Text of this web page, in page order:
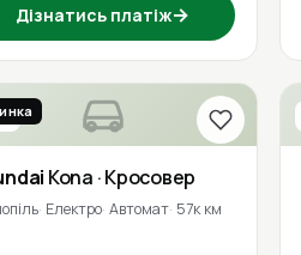
Дізнатись платіж→
Kona · Кросовер
Електро Автомат 57к км